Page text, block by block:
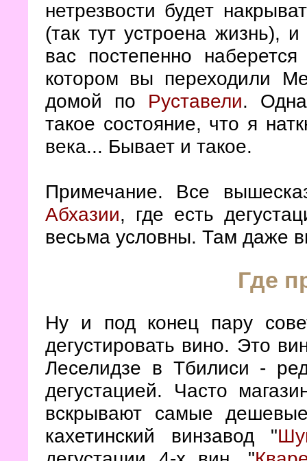
нетрезвости будет
(так тут устроена жизнь),
вас постепенно
котором вы переходили
домой по Руставели.
такое состояние, что я
века... Бывает и такое.
Примечание. Все
Абхазии, где есть
весьма условны. Там даже
Где
Ну и под конец пару
дегустировать вино. Это
Леселидзе в Тбилиси -
дегустацией. Часто
вскрывают самые
кахетинский винзавод "